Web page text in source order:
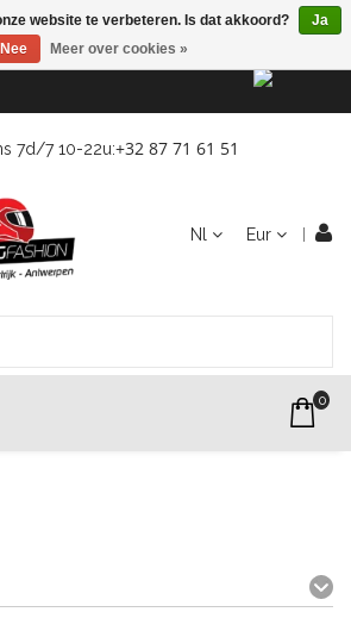
7d/7 10-22u:+32 87 71 61 51
Nl Eur
0
website te verbeteren. Is dat akkoord?
Ja
Nee
Meer over cookies »